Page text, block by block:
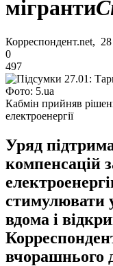
мігранти
Корреспондент.net, 28
0
497
Фото: 5.ua
Кабмін прийняв
електроенергії
Уряд
компенсацій
стимулювати
вдома і
вчорашнього